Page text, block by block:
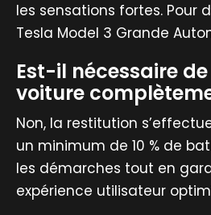
les sensations fortes. Pour
Tesla Model 3 Grande
Est-il nécessaire
voiture
Non, la restitution
un minimum de 10 % de
les démarches tout en
expérience utilisateur